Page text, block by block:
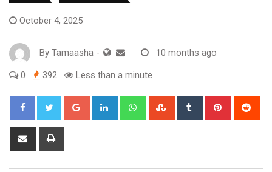
October 4, 2025
By Tamaasha - 10 months ago
0 392 Less than a minute
Google+ LinkedIn WhatsappStumbleUpon
Tumblr Pinterest
Share